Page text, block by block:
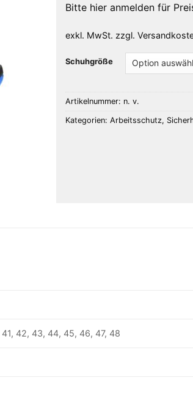
Bitte hier anmelden für
exkl. MwSt. zzgl.
Schuhgröße
Artikelnummer: n. v.
Kategorien: Arbeitsschutz,
42, 43, 44, 45, 46, 47, 48